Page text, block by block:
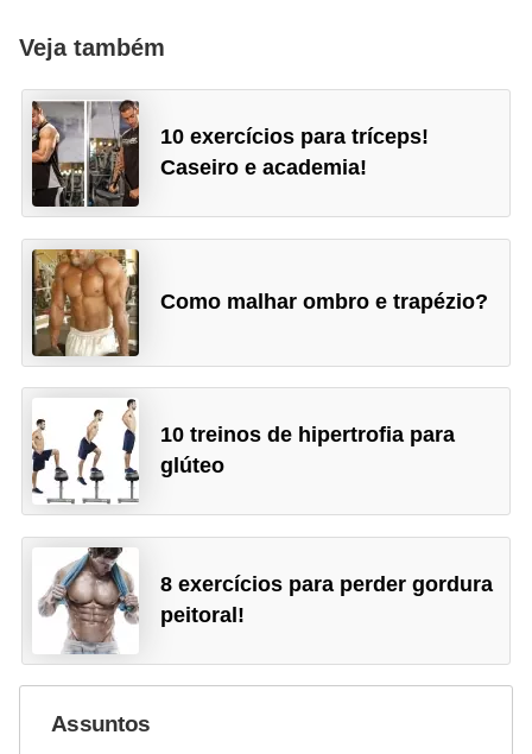
Veja também
10 exercícios para tríceps!
Caseiro e academia!
Como malhar ombro e trapézio?
10 treinos de hipertrofia para
glúteo
8 exercícios para perder gordura
peitoral!
Assuntos